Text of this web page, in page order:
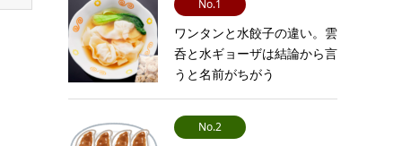
No.1
ワンタンと水餃子の違い。雲
呑と水ギョーザは結論から言
うと名前がちがう
No.2